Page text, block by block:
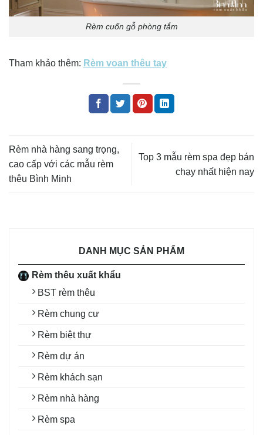
DANH MỤC SẢN PHẨM
Rèm thêu xuất khẩu
BST rèm thêu
Rèm chung cư
Rèm biệt thự
Rèm dự án
Rèm khách sạn
Rèm nhà hàng
Rèm spa
Rèm cuốn gỗ phòng tắm
Tham khảo thêm: Rèm voan thêu tay
Rèm nhà hàng sang trọng,
cao cấp với các mẫu rèm
thêu Bình Minh
Top 3 mẫu rèm spa đẹp bán
chạy nhất hiện nay